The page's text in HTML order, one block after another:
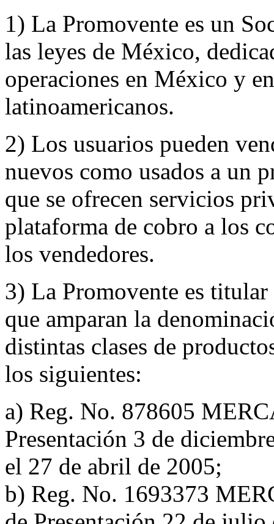
1) La Promovente es un
las leyes de México,
operaciones en México y
latinoamericanos.
2) Los usuarios pueden
nuevos como usados a un
que se ofrecen servicios
plataforma de cobro a los
los vendedores.
3) La Promovente es
que amparan la
distintas clases de
los siguientes:
a) Reg. No. 878605
Presentación 3 de
el 27 de abril de 2005;
b) Reg. No. 1693373